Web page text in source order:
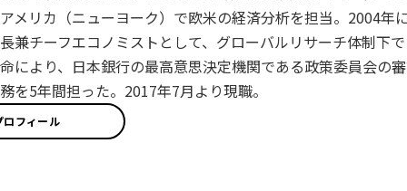
メリカ（ニューヨーク）で欧米の経済分析を担当。2004年
兼チーフエコノミストとして、グローバルリサーチ体制下
により、日本銀行の最高意思決定機関である政策委員会の
を5年間担った。2017年7月より現職。
ロフィール